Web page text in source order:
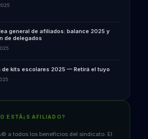
general de afiliados: balance 2025 y
de delegados
de kits escolares 2025 — Retirá el tuyo
ESTÃ¡S AFILIADO?
a todos los beneficios del sindicato. El